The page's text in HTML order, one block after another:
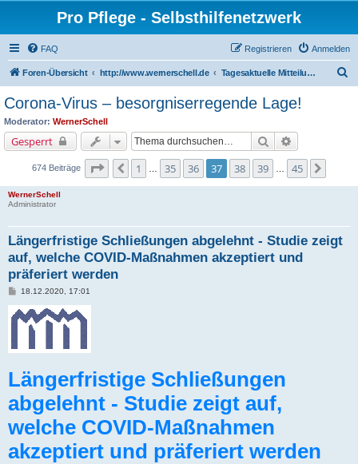
Pro Pflege - Selbsthilfenetzwerk
FAQ Anmelden
Registrieren
Foren-Übersicht http://www.wernerschell.de Tagesaktuelle Mitteilungen
Corona-Virus – besorgniserregende Lage!
Moderator: WernerSchell
Gesperrt Suche
674 Beiträge Seite 37 45
Vorherige
1 35 36 37 38 39 45
WernerSchell
Administrator
Längerfristige Schließungen abgelehnt - Studie zeigt
auf, welche COVID-Maßnahmen akzeptiert und
präferiert werden
B
i
t
g
18.12.2020, 17:01
Längerfristige Schließungen
abgelehnt - Studie zeigt auf,
welche COVID-Maßnahmen
akzeptiert und präferiert werden